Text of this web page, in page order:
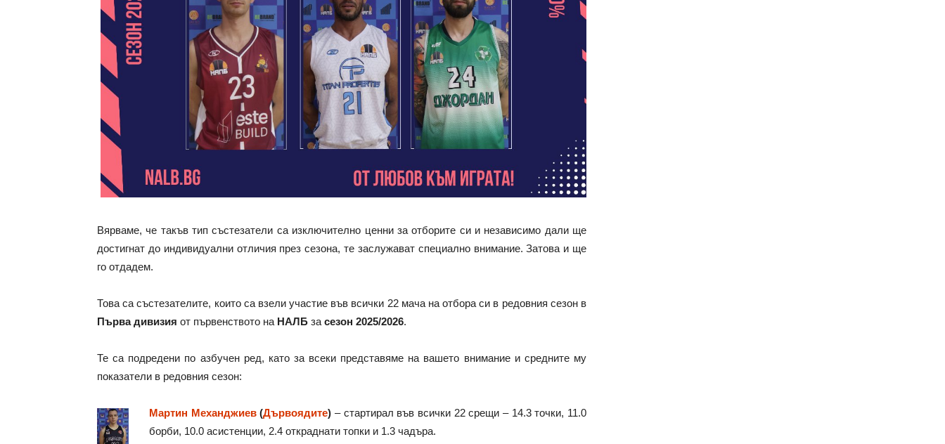
Вярваме, че такъв тип състезатели са изключително ценни за отборите си и независимо дали ще
достигнат до индивидуални отличия през сезона, те заслужават специално внимание. Затова и ще
го отдадем.
Това са състезателите, които са взели участие във всички 22 мача на отбора си в редовния сезон в
Първа дивизия от първенството на НАЛБ за сезон 2025/2026.
Те са подредени по азбучен ред, като за всеки представяме на вашето внимание и средните му
показатели в редовния сезон:
Мартин Механджиев(Дървоядите) – стартирал във всички 22 срещи – 14.3 точки, 11.0
борби, 10.0 асистенции, 2.4 откраднати топки и 1.3 чадъра.